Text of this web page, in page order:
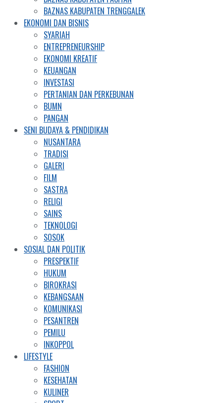
BAZNAS KABUPATEN TRENGGALEK
EKONOMI DAN BISNIS
SYARIAH
ENTREPRENEURSHIP
EKONOMI KREATIF
KEUANGAN
INVESTASI
PERTANIAN DAN PERKEBUNAN
BUMN
PANGAN
SENI BUDAYA & PENDIDIKAN
NUSANTARA
TRADISI
GALERI
FILM
SASTRA
RELIGI
SAINS
TEKNOLOGI
SOSOK
SOSIAL DAN POLITIK
PRESPEKTIF
HUKUM
BIROKRASI
KEBANGSAAN
KOMUNIKASI
PESANTREN
PEMILU
INKOPPOL
LIFESTYLE
FASHION
KESEHATAN
KULINER